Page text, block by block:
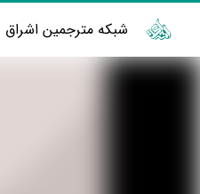
شبکه مترجمین اشراق